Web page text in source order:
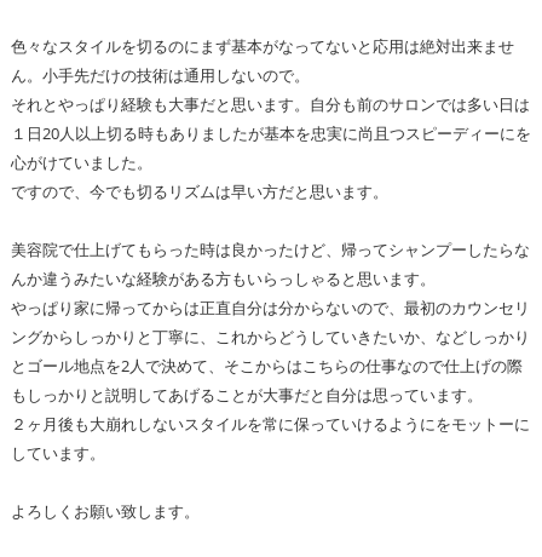
色々なスタイルを切るのにまず基本がなってないと応用は絶対出来ませ
ん。小手先だけの技術は通用しないので。
それとやっぱり経験も大事だと思います。自分も前のサロンでは多い日は
１日20人以上切る時もありましたが基本を忠実に尚且つスピーディーにを
心がけていました。
ですので、今でも切るリズムは早い方だと思います。
美容院で仕上げてもらった時は良かったけど、帰ってシャンプーしたらな
んか違うみたいな経験がある方もいらっしゃると思います。
やっぱり家に帰ってからは正直自分は分からないので、最初のカウンセリ
ングからしっかりと丁寧に、これからどうしていきたいか、などしっかり
とゴール地点を2人で決めて、そこからはこちらの仕事なので仕上げの際
もしっかりと説明してあげることが大事だと自分は思っています。
２ヶ月後も大崩れしないスタイルを常に保っていけるようにをモットーに
しています。
よろしくお願い致します。